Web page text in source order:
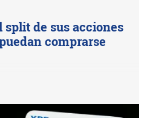
de sus acciones
comprarse